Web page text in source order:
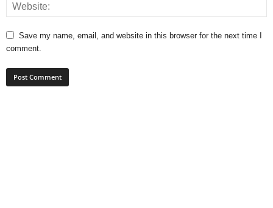
Save my name, email, and website in this browser for the next time I
comment.